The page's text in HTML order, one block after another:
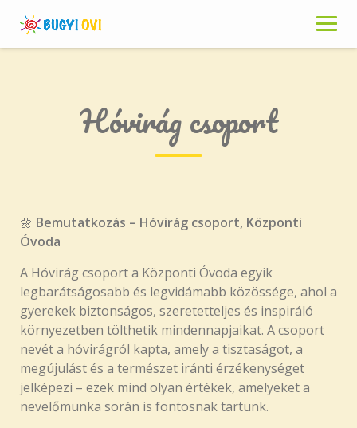
content
Hóvirág csoport
🌼 Bemutatkozás – Hóvirág csoport, Központi
Óvoda
A Hóvirág csoport a Központi Óvoda egyik
legbarátságosabb és legvidámabb közössége, ahol a
gyerekek biztonságos, szeretetteljes és inspiráló
környezetben tölthetik mindennapjaikat. A csoport
nevét a hóvirágról kapta, amely a tisztaságot, a
megújulást és a természet iránti érzékenységet
jelképezi – ezek mind olyan értékek, amelyeket a
nevelőmunka során is fontosnak tartunk.